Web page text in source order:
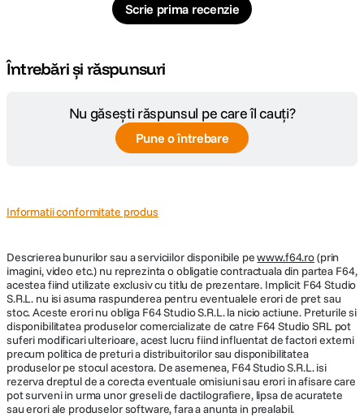
Scrie prima recenzie
Întrebări și răspunsuri
Nu găsești răspunsul pe care îl cauți?
Pune o întrebare
Informatii conformitate produs
Descrierea bunurilor sau a serviciilor disponibile pewww.f64.ro(prin
imagini, video etc.) nu reprezinta o obligatie contractuala din partea F64,
acestea fiind utilizate exclusiv cu titlu de prezentare. Implicit F64 Studio
S.R.L. nu isi asuma raspunderea pentru eventualele erori de pret sau
stoc. Aceste erori nu obliga F64 Studio S.R.L. la nicio actiune. Preturile si
disponibilitatea produselor comercializate de catre F64 Studio SRL pot
suferi modificari ulterioare, acest lucru fiind influentat de factori externi
precum politica de preturi a distribuitorilor sau disponibilitatea
produselor pe stocul acestora. De asemenea, F64 Studio S.R.L. isi
rezerva dreptul de a corecta eventuale omisiuni sau erori in afisare care
pot surveni in urma unor greseli de dactilografiere, lipsa de acuratete
sau erori ale produselor software, fara a anunta in prealabil.